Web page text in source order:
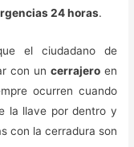
24 horas.
el ciudadano de
con un cerrajeroen
ocurren cuando
la llave por dentro y
con la cerradura son